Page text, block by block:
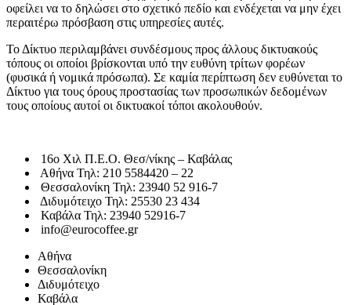
οφείλει να το δηλώσει στο σχετικό πεδίο και ενδέχεται να μην έχει
περαιτέρω πρόσβαση στις υπηρεσίες αυτές.
Το Δίκτυο περιλαμβάνει συνδέσμους προς άλλους δικτυακούς
τόπους οι οποίοι βρίσκονται υπό την ευθύνη τρίτων φορέων
(φυσικά ή νομικά πρόσωπα). Σε καμία περίπτωση δεν ευθύνεται το
Δίκτυο για τους όρους προστασίας των προσωπικών δεδομένων
τους οποίους αυτοί οι δικτυακοί τόποι ακολουθούν.
16o Χιλ Π.Ε.Ο. Θεσ/νίκης – Καβάλας
Αθήνα Τηλ: 210 5584420 – 22
Θεσσαλονίκη Τηλ: 23940 52 916-7
Διδυμότειχο Τηλ: 25530 23 434
Καβάλα Τηλ: 23940 52916-7
info@eurocoffee.gr
Αθήνα
Θεσσαλονίκη
Διδυμότειχο
Καβάλα